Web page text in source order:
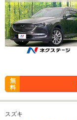
無
料
スズキ